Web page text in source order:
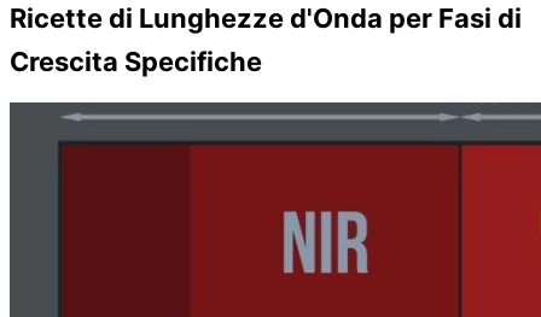
Ricette di Lunghezze d'Onda per Fasi di
Crescita Specifiche